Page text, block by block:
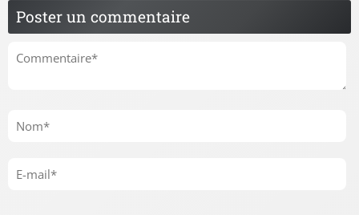
Poster un commentaire